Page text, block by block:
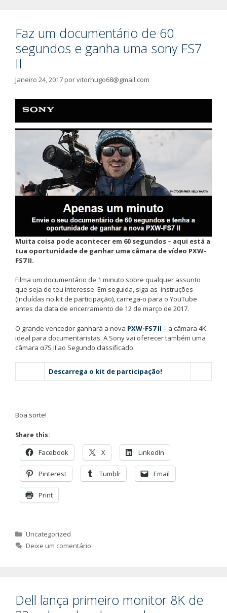
Faz um documentário de 60
segundos e ganha uma sony FS7
II
Janeiro 24, 2017porvitorhugo68@gmail.com
Muita coisa pode acontecer em 60 segundos – aqui está a
tua oportunidade de ganhar uma câmara de vídeo PXW-
FS7 II.
Filma um documentário de 1 minuto sobre qualquer assunto
que seja do teu interesse. Em seguida, siga as instruções
(incluídas no kit de participação), carrega-o para o YouTube
antes da data de encerramento de 12 de março de 2017.
O grande vencedor ganhará a nova PXW-FS7 II – a câmara 4K
ideal para documentaristas. A Sony vai oferecer também uma
câmara α7S II ao Segundo classificado.
Descarrega o kit de participação!
Boa sorte!
Share this:
Facebook X LinkedIn
Pinterest Tumblr Email
Print
Categorias
Uncategorized
Deixe um comentário
Dell lança primeiro monitor 8K de